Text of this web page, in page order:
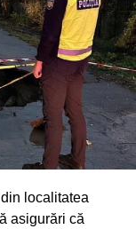
localitatea
asigurări că